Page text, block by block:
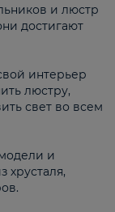
и люстр
достигают
интерьер
люстру,
свет во всем
и
хрусталя,